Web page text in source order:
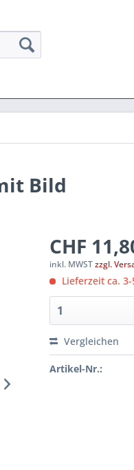
Bild
CHF
inkl. MWSTzzgl.
Lieferzeit ca. 3-
Vergleichen
Artikel-Nr.: